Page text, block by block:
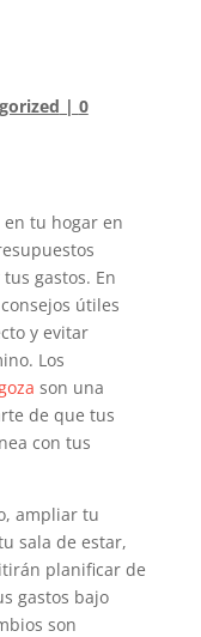
| 0
tu hogar en
gastos. En
útiles
y evitar
Los
son una
de que tus
con tus
ampliar tu
sala de estar,
planificar de
gastos bajo
son